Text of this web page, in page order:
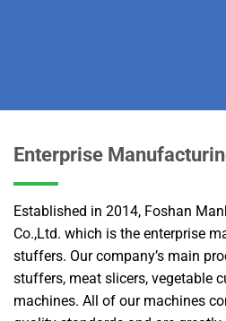
Enterprise
Established in 2014, Foshan
Co.,Ltd. which is the enterprise
stuffers. Our company’s main
stuffers, meat slicers, vegetable
machines. All of our machines